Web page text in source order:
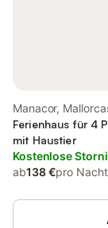
Manacor,
Ferienhaus für 4
mit Haustier
Kostenlose
ab138 €pro Nacht